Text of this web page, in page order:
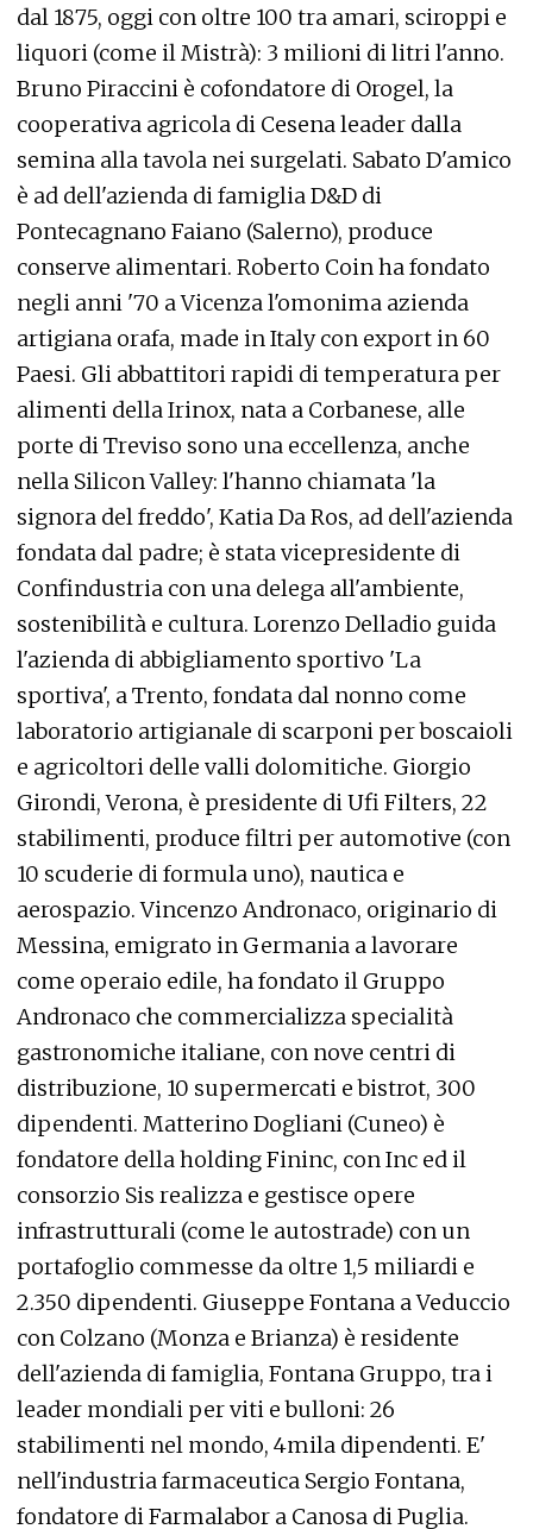
dal 1875, oggi con oltre 100 tra amari, sciroppi e
liquori (come il Mistrà): 3 milioni di litri l'anno.
Bruno Piraccini è cofondatore di Orogel, la
cooperativa agricola di Cesena leader dalla
semina alla tavola nei surgelati. Sabato D'amico
è ad dell'azienda di famiglia D&D di
Pontecagnano Faiano (Salerno), produce
conserve alimentari. Roberto Coin ha fondato
negli anni '70 a Vicenza l'omonima azienda
artigiana orafa, made in Italy con export in 60
Paesi. Gli abbattitori rapidi di temperatura per
alimenti della Irinox, nata a Corbanese, alle
porte di Treviso sono una eccellenza, anche
nella Silicon Valley: l'hanno chiamata 'la
signora del freddo', Katia Da Ros, ad dell'azienda
fondata dal padre; è stata vicepresidente di
Confindustria con una delega all'ambiente,
sostenibilità e cultura. Lorenzo Delladio guida
l'azienda di abbigliamento sportivo 'La
sportiva', a Trento, fondata dal nonno come
laboratorio artigianale di scarponi per boscaioli
e agricoltori delle valli dolomitiche. Giorgio
Girondi, Verona, è presidente di Ufi Filters, 22
stabilimenti, produce filtri per automotive (con
10 scuderie di formula uno), nautica e
aerospazio. Vincenzo Andronaco, originario di
Messina, emigrato in Germania a lavorare
come operaio edile, ha fondato il Gruppo
Andronaco che commercializza specialità
gastronomiche italiane, con nove centri di
distribuzione, 10 supermercati e bistrot, 300
dipendenti. Matterino Dogliani (Cuneo) è
fondatore della holding Fininc, con Inc ed il
consorzio Sis realizza e gestisce opere
infrastrutturali (come le autostrade) con un
portafoglio commesse da oltre 1,5 miliardi e
2.350 dipendenti. Giuseppe Fontana a Veduccio
con Colzano (Monza e Brianza) è residente
dell'azienda di famiglia, Fontana Gruppo, tra i
leader mondiali per viti e bulloni: 26
stabilimenti nel mondo, 4mila dipendenti. E'
nell'industria farmaceutica Sergio Fontana,
fondatore di Farmalabor a Canosa di Puglia.